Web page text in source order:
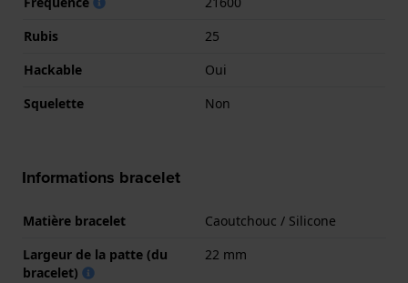
Rubis
25
Hackable
Oui
Squelette
Non
Informations bracelet
Matière bracelet
Caoutchouc / Silicone
Largeur de la patte (du
bracelet)
22 mm